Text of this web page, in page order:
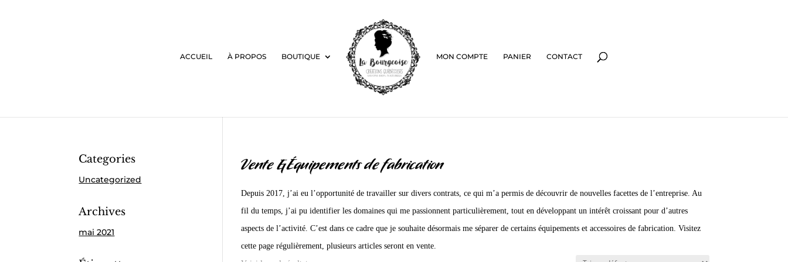
ACCUEIL À PROPOS BOUTIQUE MON COMPTE PANIER CONTACT
Vente & Équipements de fabrication
Depuis 2017, j’ai eu l’opportunité de travailler sur divers contrats, ce qui m’a permis de découvrir de nouvelles facettes de l’entreprise. Au
fil du temps, j’ai pu identifier les domaines qui me passionnent particulièrement, tout en développant un intérêt croissant pour d’autres
aspects de l’activité. C’est dans ce cadre que je souhaite désormais me séparer de certains équipements et accessoires de fabrication. Visitez
cette page régulièrement, plusieurs articles seront en vente.
Categories
Uncategorized
Archives
mai 2021